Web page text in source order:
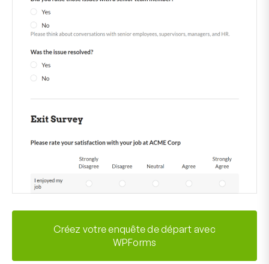
Créez votre enquête de départ avec
WPForms